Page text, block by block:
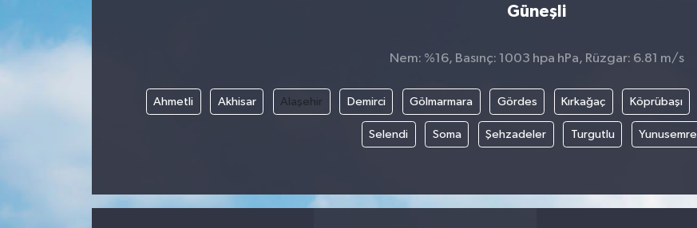
Güneşli
Nem: %16, Basınç: 1003 hpa hPa, Rüzgar: 6.81 m/s
Ahmetli Akhisar Alaşehir Demirci Gölmarmara Gördes Kırkağaç Köprübaşı
Selendi Soma Şehzadeler Turgutlu Yunusemre